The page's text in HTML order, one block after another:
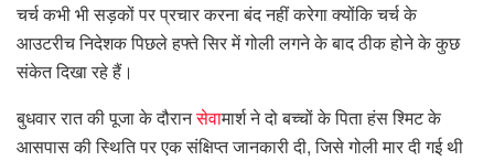
चर्च कभी भी सड़कों पर प्रचार करना बंद नहीं करेगा क्योंकि चर्च के
आउटरीच निदेशक पिछले हफ्ते सिर में गोली लगने के बाद ठीक होने के कुछ
संकेत दिखा रहे हैं।
बुधवार रात की पूजा के दौरानसेवामार्श ने दो बच्चों के पिता हंस श्मिट के
आसपास की स्थिति पर एक संक्षिप्त जानकारी दी, जिसे गोली मार दी गई थी